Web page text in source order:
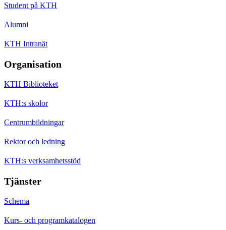
Student på KTH
Alumni
KTH Intranät
Organisation
KTH Biblioteket
KTH:s skolor
Centrumbildningar
Rektor och ledning
KTH:s verksamhetsstöd
Tjänster
Schema
Kurs- och programkatalogen